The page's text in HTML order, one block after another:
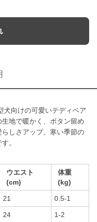
犬向けの可愛いテディベア
地で暖かく、ボタン留め
しさアップ。寒い季節の
。
ウエスト
(cm)
体重
(kg)
21 0.5-1
24 1-2